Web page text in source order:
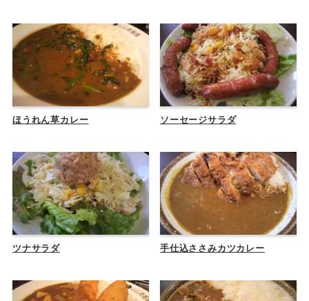
ほうれん草カレー ソーセージサラダ
ツナサラダ 手仕込ささみカツカレー